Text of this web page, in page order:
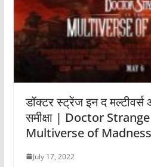
डॉक्टर स्ट्रेंज इन द
समीक्षा | Doctor
Multiverse of
July 17, 2022